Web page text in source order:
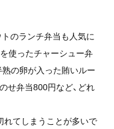
のランチ弁当も人気に
使ったチャーシュー弁
熟の卵が入った賄いルー
せ弁当800円など、どれ
れてしまうことが多いで